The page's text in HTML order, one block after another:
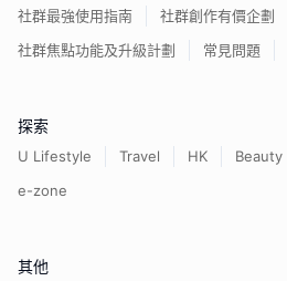
社群最強使用指南
社群創作有價企劃
社群焦點功能及升級計劃
常見問題
探索
U Lifestyle Travel HK Beauty
e-zone
其他